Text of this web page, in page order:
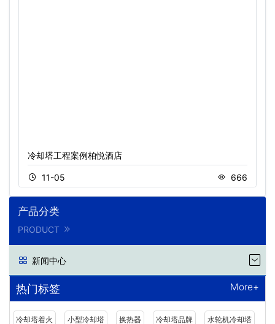
冷却塔工程案例柏悦酒店
11-05 666
产品分类
PRODUCT
新闻中心
热门标签 More+
冷却塔着火 小型冷却塔 换热器 冷却塔品牌 水轮机冷却塔